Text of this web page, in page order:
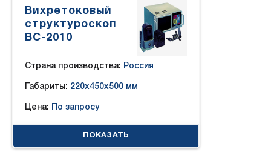
Вихретоковый
структуроскоп
ВС-2010
Страна производства: Россия
Габариты: 220x450x500 мм
Цена: По запросу
ПОКАЗАТЬ